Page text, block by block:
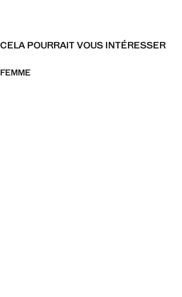
CELA POURRAIT VOUS INTÉRESSER
FEMME